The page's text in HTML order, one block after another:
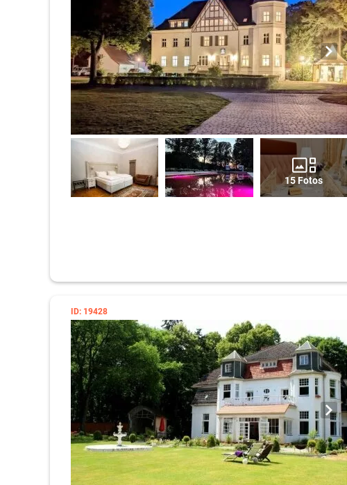
15 Fotos
ID: 19428